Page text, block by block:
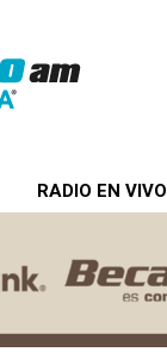
RADIO EN VIVO